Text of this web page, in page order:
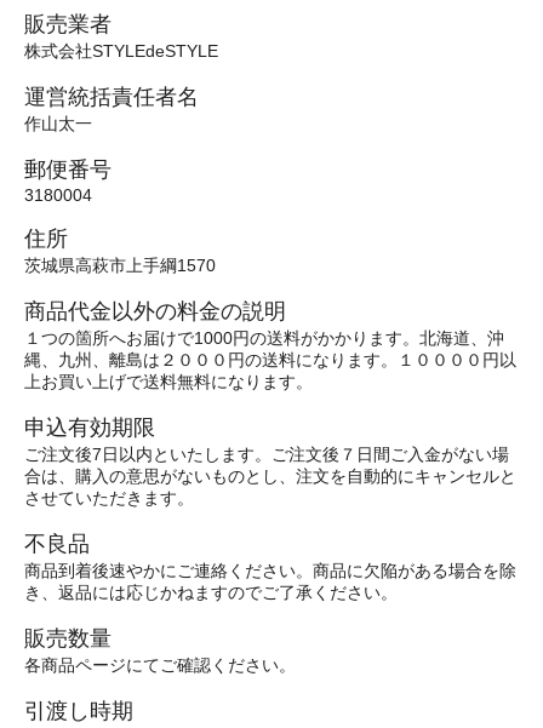
販売業者
株式会社STYLEdeSTYLE
運営統括責任者名
作山太一
郵便番号
3180004
住所
茨城県高萩市上手綱1570
商品代金以外の料金の説明
１つの箇所へお届けで1000円の送料がかかります。北海道、沖
縄、九州、離島は２０００円の送料になります。１００００円以
上お買い上げで送料無料になります。
申込有効期限
ご注文後7日以内といたします。ご注文後７日間ご入金がない場
合は、購入の意思がないものとし、注文を自動的にキャンセルと
させていただきます。
不良品
商品到着後速やかにご連絡ください。商品に欠陥がある場合を除
き、返品には応じかねますのでご了承ください。
販売数量
各商品ページにてご確認ください。
引渡し時期